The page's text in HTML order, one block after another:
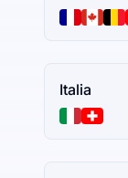
Italia